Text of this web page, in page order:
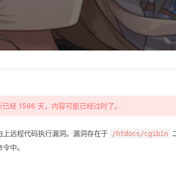
经 1596 天，内容可能已经过时了。
远程代码执行漏洞。漏洞存在于 /htdocs/cgibin
中。